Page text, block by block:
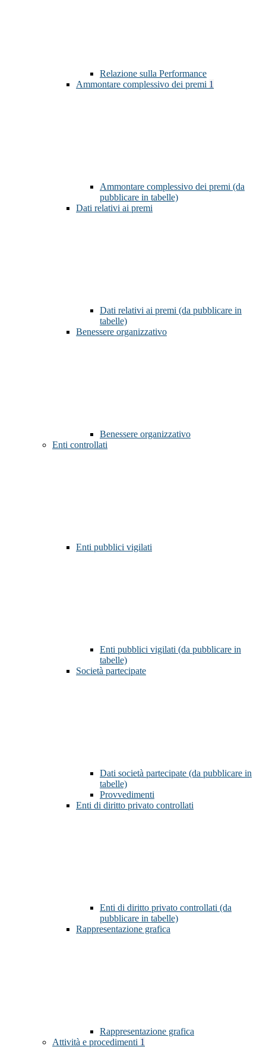
Relazione sulla Performance
Ammontare complessivo dei premi 1
Ammontare complessivo dei premi (da
pubblicare in tabelle)
Dati relativi ai premi
Dati relativi ai premi (da pubblicare in
tabelle)
Benessere organizzativo
Benessere organizzativo
Enti controllati
Enti pubblici vigilati
Enti pubblici vigilati (da pubblicare in
tabelle)
Società partecipate
Dati società partecipate (da pubblicare in
tabelle)
Provvedimenti
Enti di diritto privato controllati
Enti di diritto privato controllati (da
pubblicare in tabelle)
Rappresentazione grafica
Rappresentazione grafica
Attività e procedimenti 1